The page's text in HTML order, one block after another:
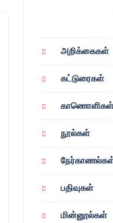
அறிக்கைகள்
கட்டுரைகள்
காணொளிகள்
நூல்கள்
பதிவுகள்
மின்னூல்கள்